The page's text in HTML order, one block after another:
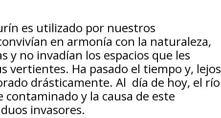
es utilizado por nuestros
en armonía con la naturaleza,
y no invadían los espacios que les
vertientes. Ha pasado el tiempo y, lejos
drásticamente. Al día de hoy, el río
y la causa de este
invasores.